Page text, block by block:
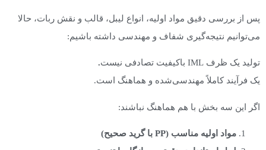
پس از بررسی دقیق مواد اولیه، انواع لیبل، قالب و نقش ربات، حالا
می‌توانیم نتیجه‌گیری شفاف و مهندسی داشته باشیم:
تولید یک ظرف IML باکیفیت تصادفی نیست
.
یک فرآیند کاملاً مهندسی‌شده و هماهنگ است.
اگر این سه بخش با هم هماهنگ نباشند:
مواد اولیه مناسب (PP با گرید صحیح)